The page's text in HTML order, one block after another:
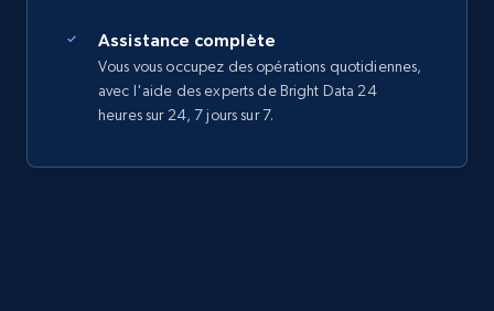
Assistance complète
Vous vous occupez des opérations quotidiennes,
avec l'aide des experts de Bright Data 24
heures sur 24, 7 jours sur 7.